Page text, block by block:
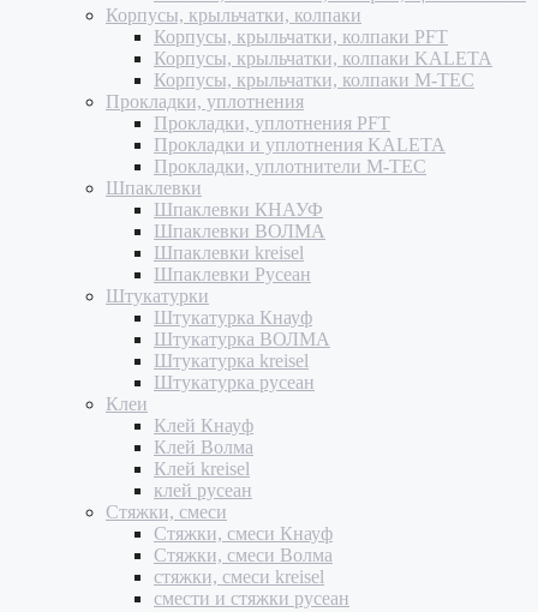
Корпусы, крыльчатки, колпаки
Корпусы, крыльчатки, колпаки PFT
Корпусы, крыльчатки, колпаки KALETA
Корпусы, крыльчатки, колпаки M-TEC
Прокладки, уплотнения
Прокладки, уплотнения PFT
Прокладки и уплотнения KALETA
Прокладки, уплотнители M-TEC
Шпаклевки
Шпаклевки КНАУФ
Шпаклевки ВОЛМА
Шпаклевки kreisel
Шпаклевки Русеан
Штукатурки
Штукатурка Кнауф
Штукатурка ВОЛМА
Штукатурка kreisel
Штукатурка русеан
Клеи
Клей Кнауф
Клей Волма
Клей kreisel
клей русеан
Стяжки, смеси
Стяжки, смеси Кнауф
Стяжки, смеси Волма
стяжки, смеси kreisel
смести и стяжки русеан